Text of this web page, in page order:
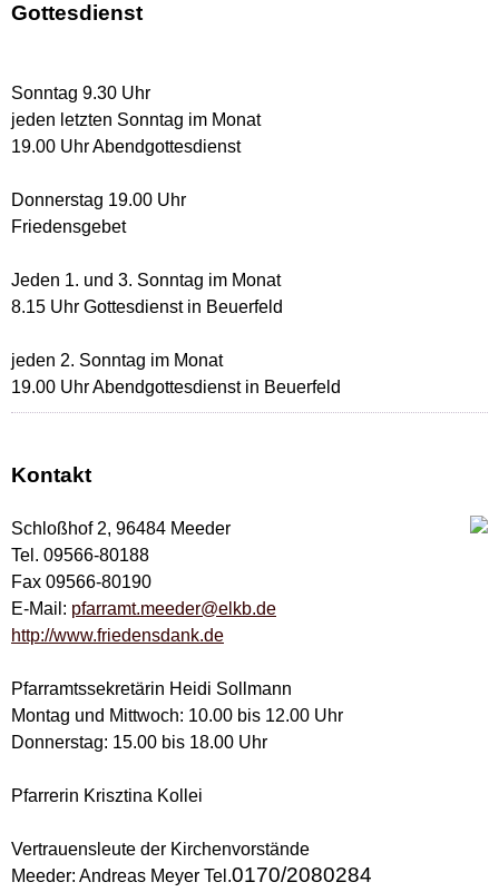
Gottesdienst
Sonntag 9.30 Uhr
jeden letzten Sonntag im Monat
19.00 Uhr Abendgottesdienst
Donnerstag 19.00 Uhr
Friedensgebet
Jeden 1. und 3. Sonntag im Monat
8.15 Uhr Gottesdienst in Beuerfeld
jeden 2. Sonntag im Monat
19.00 Uhr Abendgottesdienst in Beuerfeld
Kontakt
Schloßhof 2, 96484 Meeder
Tel. 09566-80188
Fax 09566-80190
E-Mail: pfarramt.meeder@elkb.de
http://www.friedensdank.de
Pfarramtssekretärin Heidi Sollmann
Montag und Mittwoch: 10.00 bis 12.00 Uhr
Donnerstag: 15.00 bis 18.00 Uhr
Pfarrerin Krisztina Kollei
Vertrauensleute der Kirchenvorstände
Meeder: Andreas Meyer Tel.0170/2080284